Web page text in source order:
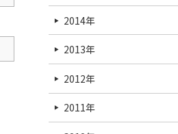
2014年
2013年
2012年
2011年